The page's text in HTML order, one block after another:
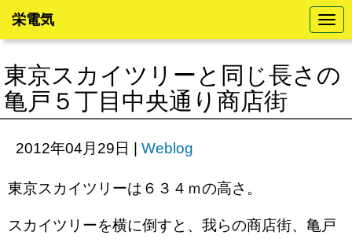
N
a
v
g
a
o
栄電気
東京スカイツリーと同じ長さの
亀戸５丁目中央通り商店街
2012年04月29日 | Weblog
東京スカイツリーは６３４ｍの高さ。
スカイツリーを横に倒すと、我らの商店街、亀戸